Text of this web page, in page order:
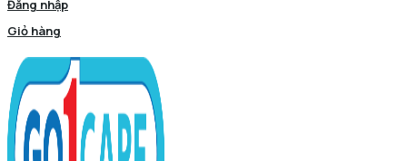
Đăng nhập
Giỏ hàng